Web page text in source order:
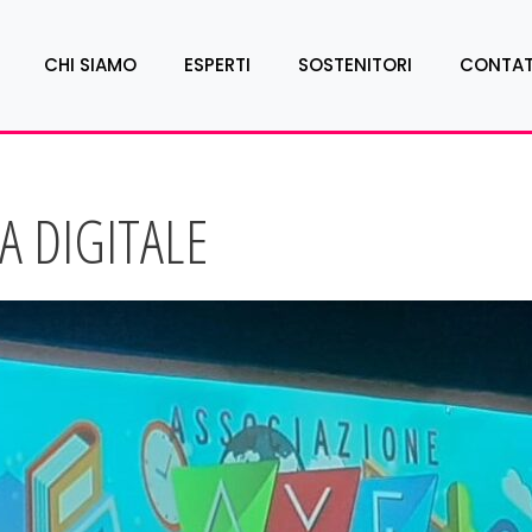
CHI SIAMO ESPERTI SOSTENITORI
DIGITALE